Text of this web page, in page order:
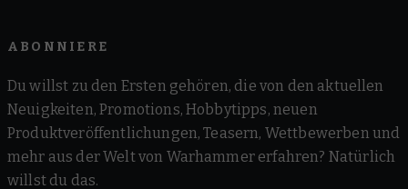
ABONNIERE
Du willst zu den Ersten gehören, die von den aktuellen
Neuigkeiten, Promotions, Hobbytipps, neuen
Produktveröffentlichungen, Teasern, Wettbewerben und
mehr aus der Welt von Warhammer erfahren? Natürlich
willst du das.